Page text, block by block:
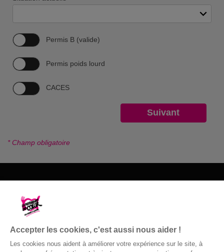
Permis B (valide)
Permis poids lourd
CACES
* Champ obligatoire
Les Restos du Cœur du 26
35 rue Joseph Marie Jacquard
26000 Valence
Accepter les cookies, c'est aussi nous aider !
Les cookies nous aident à améliorer votre expérience sur le site, à